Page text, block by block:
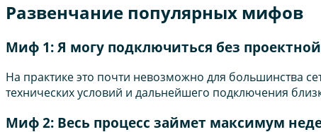
Развенчание популярных мифов
Миф 1: Я могу подключиться без
На практике это почти невозможно для большинства
технических условий и дальнейшего подключения
Миф 2: Весь процесс займет максимум